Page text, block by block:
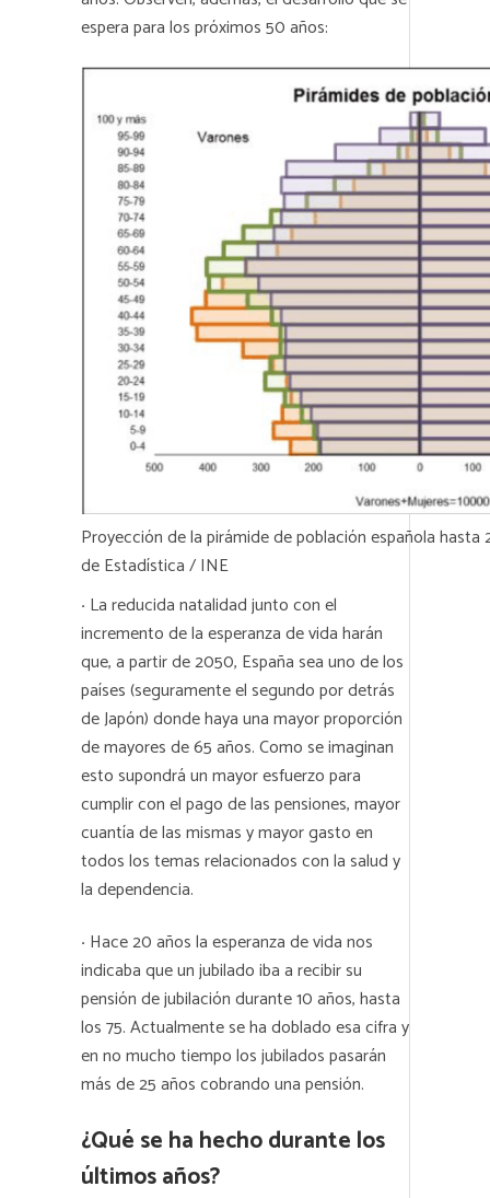
espera para los próximos 50 años:
Proyección de la pirámide de población española
de Estadística / INE
· La reducida natalidad junto con el
incremento de la esperanza de vida harán
que, a partir de 2050, España sea uno de los
países (seguramente el segundo por detrás
de Japón) donde haya una mayor proporción
de mayores de 65 años. Como se imaginan
esto supondrá un mayor esfuerzo para
cumplir con el pago de las pensiones, mayor
cuantía de las mismas y mayor gasto en
todos los temas relacionados con la salud y
la dependencia.
· Hace 20 años la esperanza de vida nos
indicaba que un jubilado iba a recibir su
pensión de jubilación durante 10 años, hasta
los 75. Actualmente se ha doblado esa cifra y
en no mucho tiempo los jubilados pasarán
más de 25 años cobrando una pensión.
¿Qué se ha hecho durante los
últimos años?